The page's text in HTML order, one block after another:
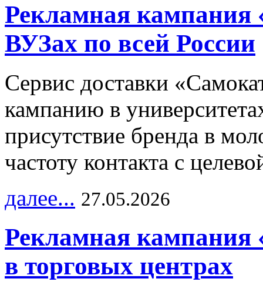
Рекламная кампания
ВУЗах по всей России
Сервис доставки
кампанию в
присутствие бренда в
частоту контакта с
далее... 27.05.2026
Рекламная кампания
в торговых центрах